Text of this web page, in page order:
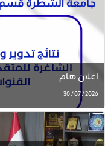
اعلان هام
2026 / 07 / 30